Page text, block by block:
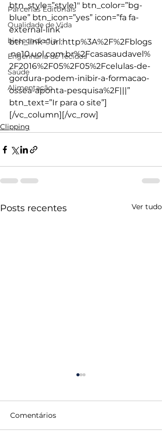
Parcerias Editoriais
Qualidade de Vida
biotecnologia
Engenharia de Tecidos
Saúde
Alimentação
btn_style=”style1″ btn_color=”bg-
blue” btn_icon=”yes” icon=”fa fa-
external-link”
btn_link=”url:http%3A%2F%2Fblogs
.ne10.uol.com.br%2Fcasasaudavel%
2F2016%2F05%2F05%2Fcelulas-de-
gordura-podem-inibir-a-formacao-
ossea-aponta-pesquisa%2F|||”
btn_text=”Ir para o site”]
[/vc_column][/vc_row]
Clipping
Posts recentes Ver tudo
Comentários